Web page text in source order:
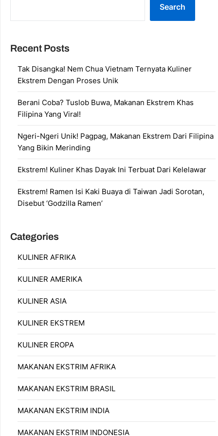
Search
Recent Posts
Tak Disangka! Nem Chua Vietnam Ternyata Kuliner
Ekstrem Dengan Proses Unik
Berani Coba? Tuslob Buwa, Makanan Ekstrem Khas
Filipina Yang Viral!
Ngeri-Ngeri Unik! Pagpag, Makanan Ekstrem Dari Filipina
Yang Bikin Merinding
Ekstrem! Kuliner Khas Dayak Ini Terbuat Dari Kelelawar
Ekstrem! Ramen Isi Kaki Buaya di Taiwan Jadi Sorotan,
Disebut ‘Godzilla Ramen’
Categories
KULINER AFRIKA
KULINER AMERIKA
KULINER ASIA
KULINER EKSTREM
KULINER EROPA
MAKANAN EKSTRIM AFRIKA
MAKANAN EKSTRIM BRASIL
MAKANAN EKSTRIM INDIA
MAKANAN EKSTRIM INDONESIA